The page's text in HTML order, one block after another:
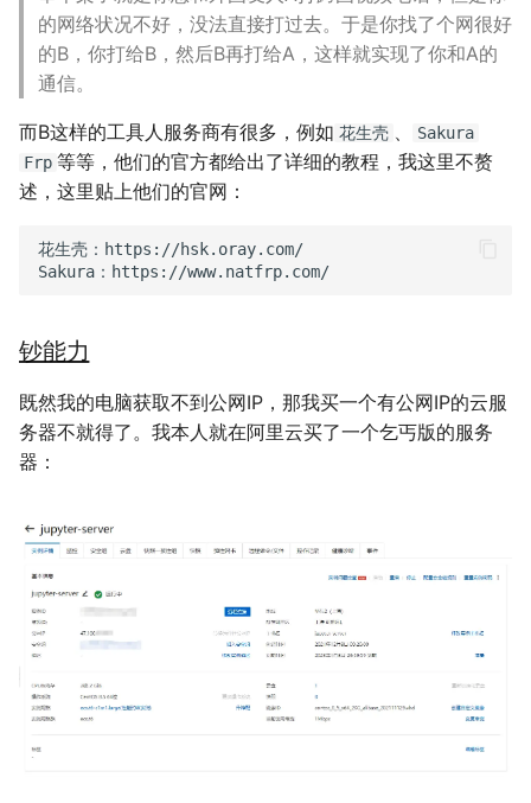
的网络状况不好，没法直接打过去。于是你找了个网很好
的B，你打给B，然后B再打给A，这样就实现了你和A的
通信。
而B这样的工具人服务商有很多，例如 花生壳 、
Sakura
Frp 等等，他们的官方都给出了详细的教程，我这里不赘
述，这里贴上他们的官网：
花生壳：https://hsk.oray.com/
钞能力
既然我的电脑获取不到公网IP，那我买一个有公网IP的云服
务器不就得了。我本人就在阿里云买了一个乞丐版的服务
器：